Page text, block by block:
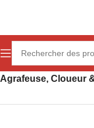
Accueil Outillage
Agrafeuse, Cloueur